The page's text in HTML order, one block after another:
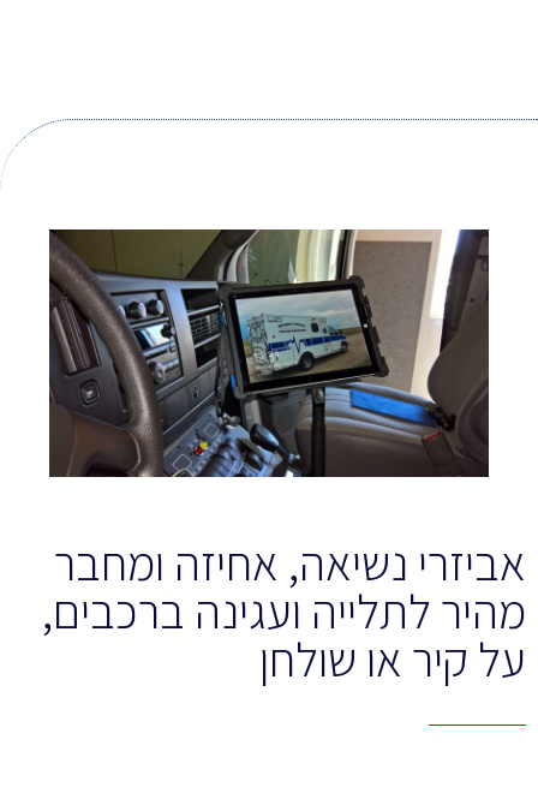
אביזרי נשיאה, אחיזה ומחבר
מהיר לתלייה ועגינה ברכבים,
על קיר או שולחן